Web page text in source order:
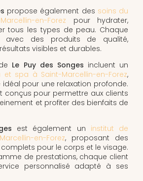
propose également des soins du
en-Forez pour hydrater,
tous les types de peau. Chaque
avec des produits de qualité,
visibles et durables.
Le Puy des Songes incluent un
spa à Saint-Marcellin-en-Forez,
pour une relaxation profonde.
conçus pour permettre aux clients
et profiter des bienfaits de
est également un institut de
en-Forez, proposant des
pour le corps et le visage.
de prestations, chaque client
personnalisé adapté à ses